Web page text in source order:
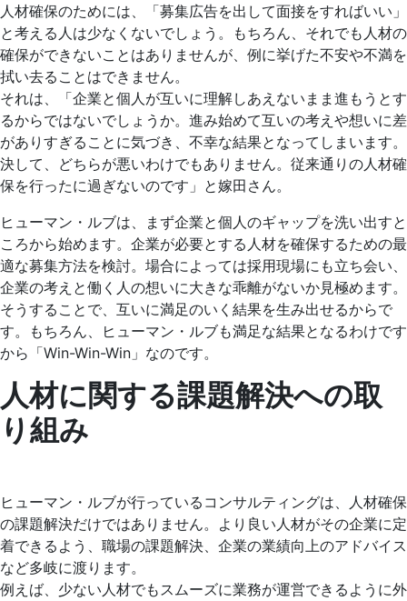
人材確保のためには、「募集広告を出して面接をすればいい」
と考える人は少なくないでしょう。もちろん、それでも人材の
確保ができないことはありませんが、例に挙げた不安や不満を
拭い去ることはできません。
それは、「企業と個人が互いに理解しあえないまま進もうとす
るからではないでしょうか。進み始めて互いの考えや想いに差
がありすぎることに気づき、不幸な結果となってしまいます。
決して、どちらが悪いわけでもありません。従来通りの人材確
保を行ったに過ぎないのです」と嫁田さん。
ヒューマン・ルブは、まず企業と個人のギャップを洗い出すと
ころから始めます。企業が必要とする人材を確保するための最
適な募集方法を検討。場合によっては採用現場にも立ち会い、
企業の考えと働く人の想いに大きな乖離がないか見極めます。
そうすることで、互いに満足のいく結果を生み出せるからで
す。もちろん、ヒューマン・ルブも満足な結果となるわけです
から「Win-Win-Win」なのです。
人材に関する課題解決への取
り組み
ヒューマン・ルブが行っているコンサルティングは、人材確保
の課題解決だけではありません。より良い人材がその企業に定
着できるよう、職場の課題解決、企業の業績向上のアドバイス
など多岐に渡ります。
例えば、少ない人材でもスムーズに業務が運営できるように外